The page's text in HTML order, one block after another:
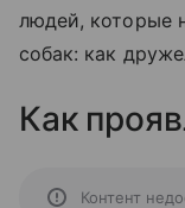
людей, которые
собак: как
Как
Контент